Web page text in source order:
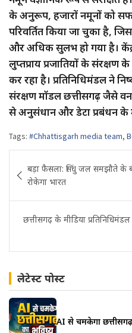
के अनुरूप, हजारों नमूनों को
परिवर्तित किया जा चुका है,
और अधिक सुलभ हो गया है।
लुप्तप्राय प्रजातियों के संरक्षण
कर रहा है। प्रतिनिधिमंडल ने
संरक्षण मॉडल छत्तीसगढ़ जैसे
से अनुसंधान और डेटा प्रबंधन
Tags: #Chhattisgarh media team,
navigation
बड़ा फैसला: सिंधु जल समझौते के
रोकेगा भारत
छत्तीसगढ़ के मीडिया
लेटेस्ट पोस्ट
AI से चमकेगा